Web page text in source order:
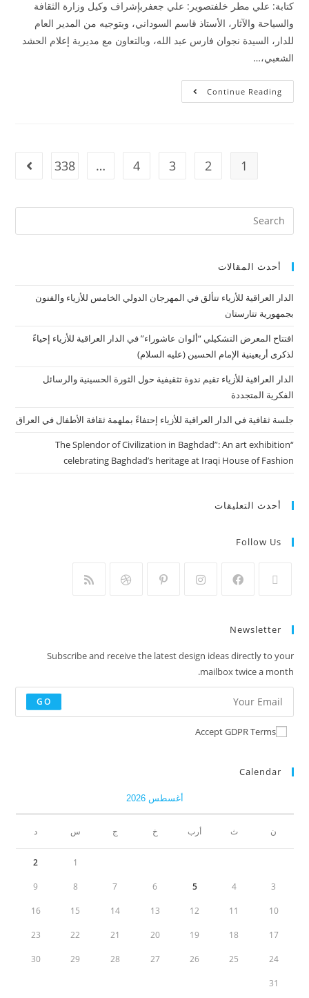
كتابة: علي مطر خلفتصوير: علي جعفربإشراف وكيل وزارة الثقافة
والسياحة والآثار، الأستاذ قاسم السوداني، وبتوجيه من المدير العام
للدار، السيدة نجوان فارس عبد الله، وبالتعاون مع مديرية إعلام الحشد
الشعبي،…
Continue Reading
1
2
3
4
…
338
أحدث المقالات
الدار العراقية للأزياء تتألق في المهرجان الدولي الخامس للأزياء والفنون
بجمهورية تتارستان
افتتاح المعرض التشكيلي “ألوان عاشوراء” في الدار العراقية للأزياء إحياءً
لذكرى أربعينية الإمام الحسين (عليه السلام)
الدار العراقية للأزياء تقيم ندوة تثقيفية حول الثورة الحسينية والرسائل
الفكرية المتجددة
جلسة ثقافية في الدار العراقية للأزياء إحتفاءً بملهمة ثقافة الأطفال في العراق
“The Splendor of Civilization in Baghdad”: An art exhibition
celebrating Baghdad’s heritage at Iraqi House of Fashion
أحدث التعليقات
Follow Us
Newsletter
Subscribe and receive the latest design ideas directly to your
mailbox twice a month.
GO
Accept GDPR Terms
Calendar
أغسطس 2026
ن ث أرب خ ج س د
1
2
3
4
5
6
7
8
9
10
11
12
13
14
15
16
17
18
19
20
21
22
23
24
25
26
27
28
29
30
31